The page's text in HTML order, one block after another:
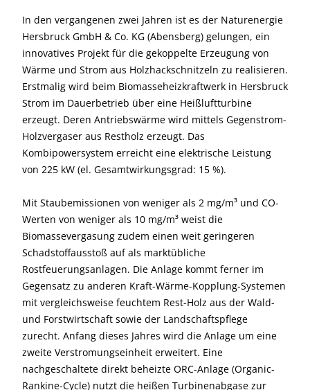
In den vergangenen zwei Jahren ist es der Naturenergie
Hersbruck GmbH & Co. KG (Abensberg) gelungen, ein
innovatives Projekt für die gekoppelte Erzeugung von
Wärme und Strom aus Holzhackschnitzeln zu realisieren.
Erstmalig wird beim Biomasseheizkraftwerk in Hersbruck
Strom im Dauerbetrieb über eine Heißluftturbine
erzeugt. Deren Antriebswärme wird mittels Gegenstrom-
Holzvergaser aus Restholz erzeugt. Das
Kombipowersystem erreicht eine elektrische Leistung
von 225 kW (el. Gesamtwirkungsgrad: 15 %).
Mit Staubemissionen von weniger als 2 mg/m³ und CO-
Werten von weniger als 10 mg/m³ weist die
Biomassevergasung zudem einen weit geringeren
Schadstoffausstoß auf als marktübliche
Rostfeuerungsanlagen. Die Anlage kommt ferner im
Gegensatz zu anderen Kraft-Wärme-Kopplung-Systemen
mit vergleichsweise feuchtem Rest-Holz aus der Wald-
und Forstwirtschaft sowie der Landschaftspflege
zurecht. Anfang dieses Jahres wird die Anlage um eine
zweite Verstromungseinheit erweitert. Eine
nachgeschaltete direkt beheizte ORC-Anlage (Organic-
Rankine-Cycle) nutzt die heißen Turbinenabgase zur